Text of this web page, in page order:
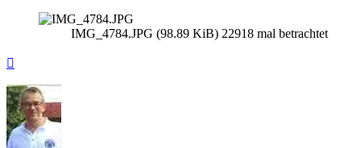
IMG_4784.JPG (98.89 KiB) 22918 mal betrachtet